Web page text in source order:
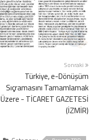
Sonraki
Türkiye, e-Dönüşüm
Sıçramasını Tamamlamak
Üzere - TİCARET GAZETESİ
(İZMİR)